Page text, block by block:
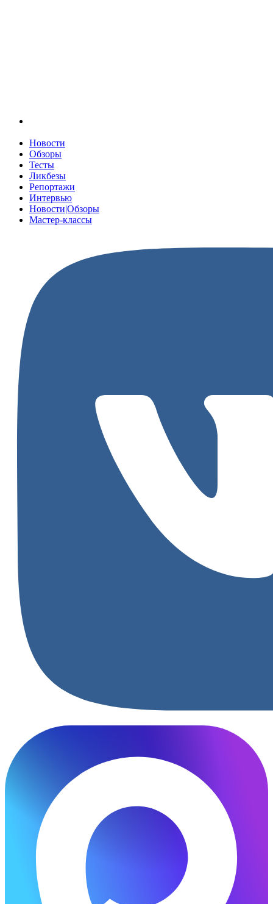
Новости
Обзоры
Тесты
Ликбезы
Репортажи
Интервью
Новости|Обзоры
Мастер-классы